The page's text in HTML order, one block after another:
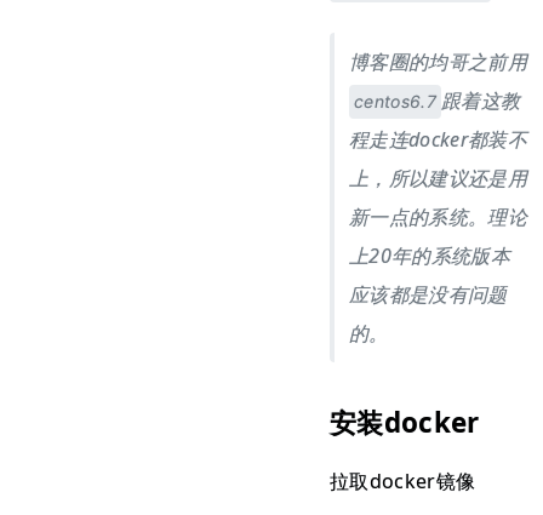
博客圈的均哥之前用
centos6.7 跟着这教
程走连docker都装不
上，所以建议还是用
新一点的系统。理论
上20年的系统版本
应该都是没有问题
的。
安装docker
拉取docker镜像